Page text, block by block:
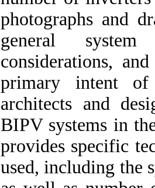
photographs and
general
considerations,
primary intent
architects and
BIPV systems in
provides specific
used, including the